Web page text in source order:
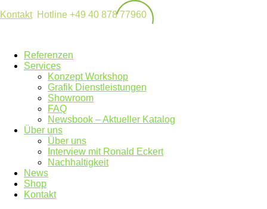
KontaktHotline +49 40 878 77960
Referenzen
Services
Konzept Workshop
Grafik Dienstleistungen
Showroom
FAQ
Newsbook – Aktueller Katalog
Über uns
Über uns
Interview mit Ronald Eckert
Nachhaltigkeit
News
Shop
Kontakt